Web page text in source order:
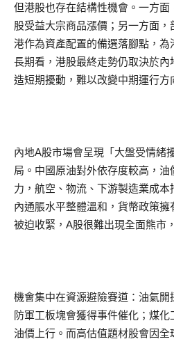
但港股也存在結構性機會。一方
股受益大宗商品漲價；另一方面
港作為資產配置的備選落腳點，
長期看，港股最終走勢仍取決於
造短期擾動，難以改變中期運行方
內地A股市場會呈現「大盤受情緒
局。中國原油對外依存度較高，
力，航空、物流、下游製造業成
內通脹水平整體溫和，貨幣政策
被迫收緊，A股很難出現全面熊市
機會集中在資源避險賽道：油氣開
防軍工板塊會獲得事件催化；煤
油價上行。而高估值題材股會因全